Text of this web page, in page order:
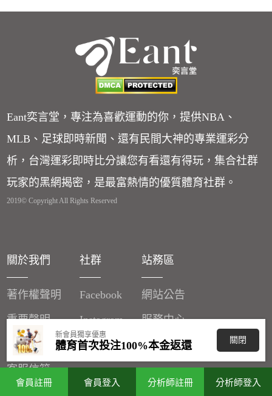
會員註冊 會員登入 分析師註冊 分析師登入
新會員獨享優惠
體育首次投注100%本金返還 關閉
Eant奕言堂，專注為喜歡運動的你，提供NBA、
MLB、足球即時新聞、還有民間大神的專業運彩分
析，台灣運彩即時比分讓您有看還有得玩，集合社群
玩家的黑網揭密，是最富熱情的優質體育社群。
2019© Copyright All Rights Reserved
關於我們
著作權聲明
重要聲明
廣告刊登
客服信箱
社群
Facebook
Instagram
站務區
網站公告
服務中心